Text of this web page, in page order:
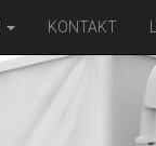
KONTAKT